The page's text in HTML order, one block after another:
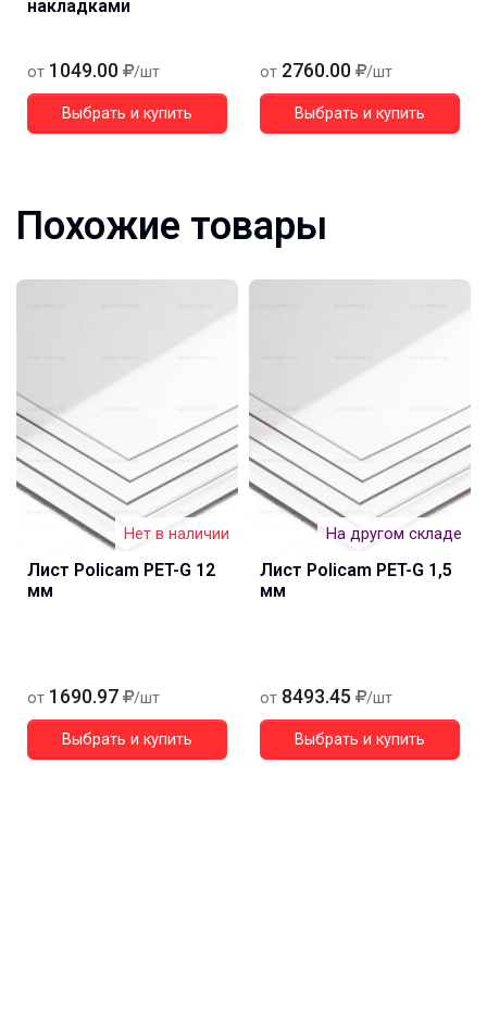
накладками
от 1049.00 /шт
Выбрать и купить
от 2760.00 /шт
Выбрать и купить
Похожие товары
Нет в наличии
Лист Policam PET-G 12
мм
от 1690.97 /шт
Выбрать и купить
На другом складе
Лист Policam PET-G 1,5
мм
от 8493.45 /шт
Выбрать и купить